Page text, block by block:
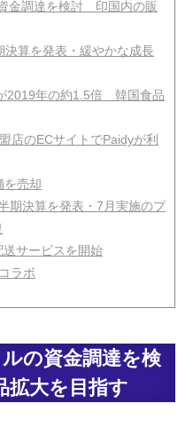
金調達を検討 印国内の販
算を発表・緩やかな成長
2019年の約1.5倍 韓国食品
店のECサイトでPaidyが利
を売却
期決算を発表・7月実施のプ
サービスを開始
ラボ
の資金調達を検
大を目指す